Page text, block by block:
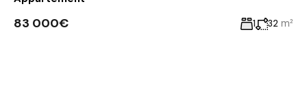
83 000€ 1 32 m²